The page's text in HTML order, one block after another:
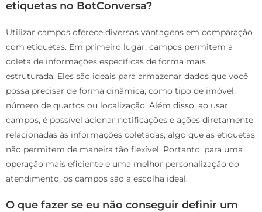
etiquetas no BotConversa?
Utilizar campos oferece diversas vantagens em comparação
com etiquetas. Em primeiro lugar, campos permitem a
coleta de informações específicas de forma mais
estruturada. Eles são ideais para armazenar dados que você
possa precisar de forma dinâmica, como tipo de imóvel,
número de quartos ou localização. Além disso, ao usar
campos, é possível acionar notificações e ações diretamente
relacionadas às informações coletadas, algo que as etiquetas
não permitem de maneira tão flexível. Portanto, para uma
operação mais eficiente e uma melhor personalização do
atendimento, os campos são a escolha ideal.
O que fazer se eu não conseguir definir um